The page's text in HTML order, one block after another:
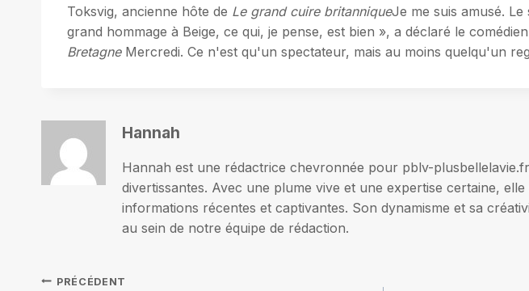
Toksvig, ancienne hôte de Le grand cuire britanniqueJe me suis amusé.
grand hommage à Beige, ce qui, je pense, est bien », a déclaré le
BretagneMercredi. Ce n'est qu'un spectateur, mais au moins quelqu'un
Hannah
Hannah est une rédactrice chevronnée pour pblv-
divertissantes. Avec une plume vive et une expertise certaine,
informations récentes et captivantes. Son dynamisme et sa
au sein de notre équipe de rédaction.
PRÉCÉDENT